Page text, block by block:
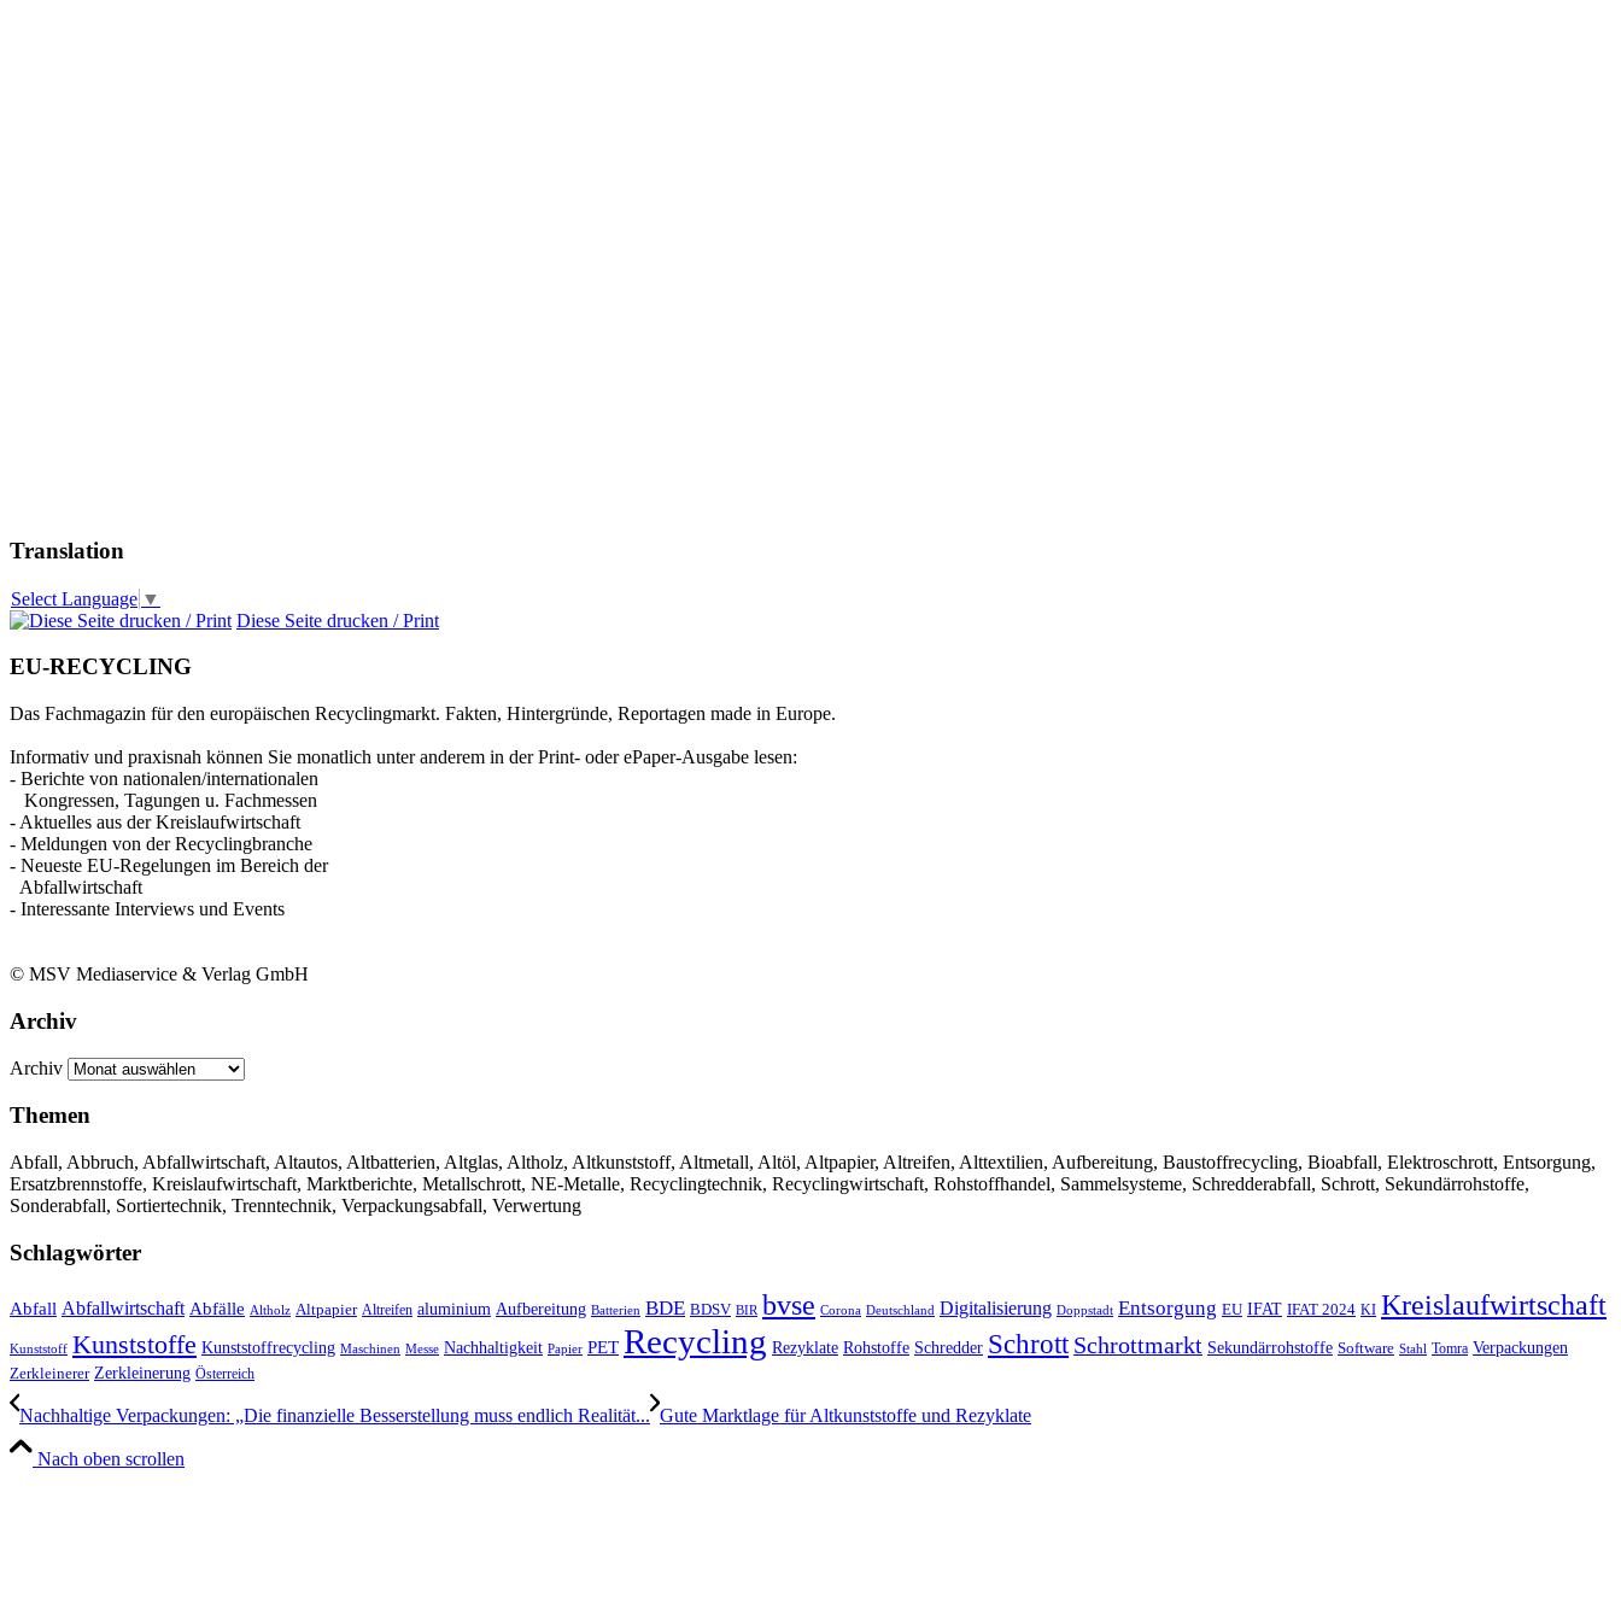
Translation
Select Language ▼
Diese Seite drucken / Print
EU-RECYCLING
Das Fachmagazin für den europäischen Recyclingmarkt. Fakten, Hintergründe, Reportagen made in Europe.
Informativ und praxisnah können Sie monatlich unter anderem in der Print- oder ePaper-Ausgabe lesen:
- Berichte von nationalen/internationalen
Kongressen, Tagungen u. Fachmessen
- Aktuelles aus der Kreislaufwirtschaft
- Meldungen von der Recyclingbranche
- Neueste EU-Regelungen im Bereich der
Abfallwirtschaft
- Interessante Interviews und Events
© MSV Mediaservice & Verlag GmbH
Archiv
Archiv
Themen
Abfall, Abbruch, Abfallwirtschaft, Altautos, Altbatterien, Altglas, Altholz, Altkunststoff, Altmetall, Altöl, Altpapier, Altreifen, Alttextilien, Aufbereitung, Baustoffrecycling, Bioabfall, Elektroschrott, Entsorgung,
Ersatzbrennstoffe, Kreislaufwirtschaft, Marktberichte, Metallschrott, NE-Metalle, Recyclingtechnik, Recyclingwirtschaft, Rohstoffhandel, Sammelsysteme, Schredderabfall, Schrott, Sekundärrohstoffe,
Sonderabfall, Sortiertechnik, Trenntechnik, Verpackungsabfall, Verwertung
Schlagwörter
Abfall Abfallwirtschaft Abfälle Altholz Altpapier Altreifen aluminium Aufbereitung Batterien BDE BDSV BIR bvse Corona Deutschland Digitalisierung Doppstadt Entsorgung EU IFAT IFAT 2024 KI Kreislaufwirtschaft
Kunststoff Kunststoffe Kunststoffrecycling Maschinen Messe Nachhaltigkeit Papier PET Recycling Rezyklate Rohstoffe Schredder Schrott Schrottmarkt Sekundärrohstoffe Software Stahl Tomra Verpackungen
Zerkleinerer Zerkleinerung Österreich
Nachhaltige Verpackungen: „Die finanzielle Besserstellung muss endlich Realität... Gute Marktlage für Altkunststoffe und Rezyklate
Nach oben scrollen